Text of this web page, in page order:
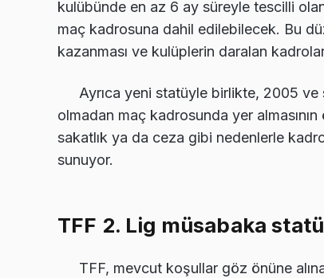
kulübünde en az 6 ay süreyle tescilli
maç kadrosuna dahil edilebilecek. Bu
kazanması ve kulüplerin daralan
Ayrıca yeni statüyle birlikte, 2005 ve
olmadan maç kadrosunda yer
sakatlık ya da ceza gibi nedenlerle
sunuyor.
TFF 2. Lig müsabaka
TFF, mevcut koşullar göz önüne